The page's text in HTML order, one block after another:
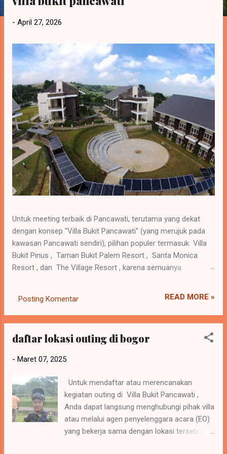
- April 27, 2026
Untuk meeting terbaik di Pancawati, terutama yang dekat
dengan konsep "Villa Bukit Pancawati" (yang merujuk pada
kawasan Pancawati sendiri), pilihan populer termasuk Villa
Bukit Pinus , Taman Bukit Palem Resort , Santa Monica
Resort , dan The Village Resort , karena semuanya
serbaguna yang dilengkapi fasilitas untuk gathering, seminar,
atau workshop, dengan pemandangan alam yang sejuk dan
suasana pegunungan yang mendukung acara kantor maupun
Villa Bukit Pancawati (Secara Umum) : Kelebihan : Area ini
menyediakan fasilitas meeting/aula, seperti Villa Bukit Pinus
, Taman Bukit Palem, dan Santa Monica Resort. Fasilitas :
Menyediakan auditorium hingga ruang meeting kecil untuk
seminar, training, atau acara hiburan malam. Taman Bukit
Palem Resort : Kelebihan : Memiliki restoran besar, beberapa
Posting Komentar READ MORE »
daftar lokasi outing di bogor
- Maret 07, 2025
Untuk mendaftar atau merencanakan
kegiatan outing di Villa Bukit Pancawati ,
Anda dapat langsung menghubungi pihak villa
atau melalui agen penyelenggara acara (EO)
yang bekerja sama dengan lokasi tersebut.